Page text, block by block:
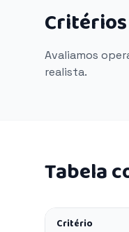
Avaliamos
realista.
Tabela
Critério